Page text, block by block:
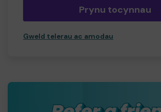
Prynu tocynnau
Gweld telerau ac amodau